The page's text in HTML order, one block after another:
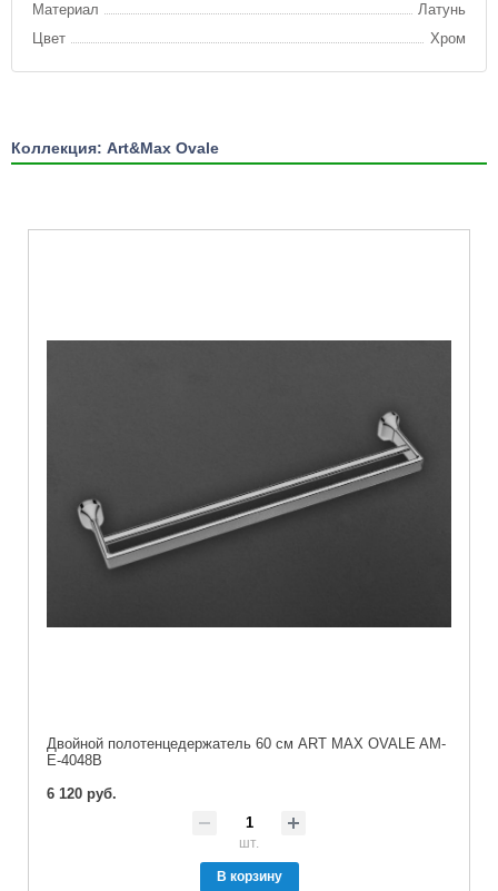
Материал
Латунь
Цвет
Хром
Коллекция: Art&Max Ovale
Двойной полотенцедержатель 60 см ART MAX OVALE AM-
E-4048B
6 120 руб.
шт.
В корзину